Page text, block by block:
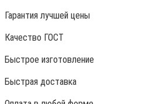
Гарантия лучшей цены
Качество ГОСТ
Быстрое изготовление
Быстрая доставка